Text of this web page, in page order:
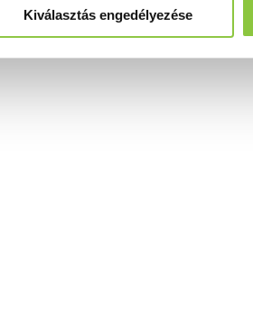
Kiválasztás engedélyezése